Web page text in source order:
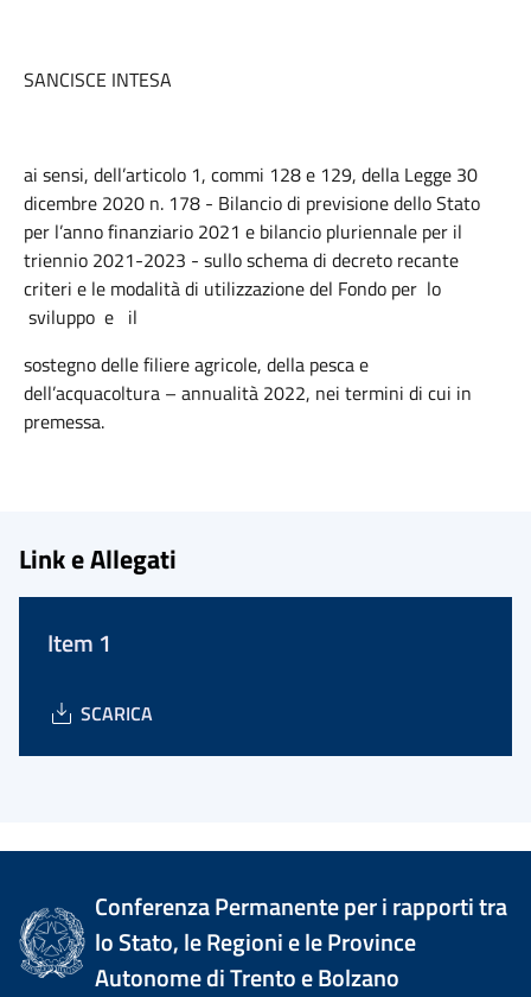
SANCISCE INTESA
ai sensi, dell’articolo 1, commi 128 e 129, della Legge 30
dicembre 2020 n. 178 - Bilancio di previsione dello Stato
per l’anno finanziario 2021 e bilancio pluriennale per il
triennio 2021-2023 - sullo schema di decreto recante
criteri e le modalità di utilizzazione del Fondo per lo
sviluppo e il
sostegno delle filiere agricole, della pesca e
dell’acquacoltura – annualità 2022, nei termini di cui in
premessa.
Link e Allegati
Item 1
SCARICA
Conferenza Permanente per i rapporti tra
lo Stato, le Regioni e le Province
Autonome di Trento e Bolzano